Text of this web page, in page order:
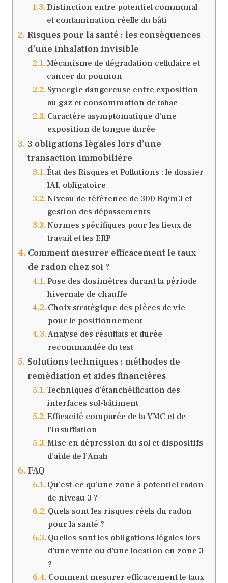
Distinction entre potentiel communal
et contamination réelle du bâti
Risques pour la santé : les conséquences
d’une inhalation invisible
Mécanisme de dégradation cellulaire et
cancer du poumon
Synergie dangereuse entre exposition
au gaz et consommation de tabac
Caractère asymptomatique d’une
exposition de longue durée
3 obligations légales lors d’une
transaction immobilière
État des Risques et Pollutions : le dossier
IAL obligatoire
Niveau de référence de 300 Bq/m3 et
gestion des dépassements
Normes spécifiques pour les lieux de
travail et les ERP
Comment mesurer efficacement le taux
de radon chez soi ?
Pose des dosimètres durant la période
hivernale de chauffe
Choix stratégique des pièces de vie
pour le positionnement
Analyse des résultats et durée
recommandée du test
Solutions techniques : méthodes de
remédiation et aides financières
Techniques d’étanchéification des
interfaces sol-bâtiment
Efficacité comparée de la VMC et de
l’insufflation
Mise en dépression du sol et dispositifs
d’aide de l’Anah
FAQ
Qu’est-ce qu’une zone à potentiel radon
de niveau 3 ?
Quels sont les risques réels du radon
pour la santé ?
Quelles sont les obligations légales lors
d’une vente ou d’une location en zone 3
?
Comment mesurer efficacement le taux